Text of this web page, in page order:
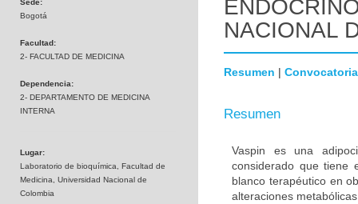
Sede:
Bogotá
Facultad:
2- FACULTAD DE MEDICINA
Dependencia:
2- DEPARTAMENTO DE MEDICINA
INTERNA
Lugar:
Laboratorio de bioquímica, Facultad de
Medicina, Universidad Nacional de
Colombia
NACIONAL
Resumen | Convocatoria
Resumen
Vaspin es una
considerado que tiene
blanco terapéutico en
alteraciones